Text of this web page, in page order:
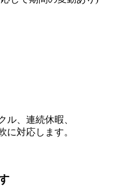
ル、連続休暇、
に対応します。